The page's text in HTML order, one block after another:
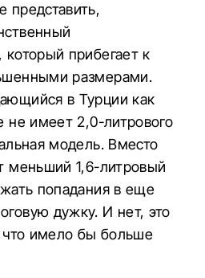
представить,
который прибегает к
размерами.
в Турции как
не имеет 2,0-литрового
модель. Вместо
меньший 1,6-литровый
попадания в еще
дужку. И нет, это
что имело бы больше